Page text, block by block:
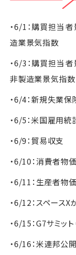
・6/1：購買担当
造業景気指数
・6/3：購買担当
非製造業景気指数
・6/4：新規失業
・6/5：米国雇用統
・6/9：貿易収支
・6/10：消費者物
・6/11：生産者物
・6/12：スペース
・6/15：G7サミット
・6/16：米連邦公